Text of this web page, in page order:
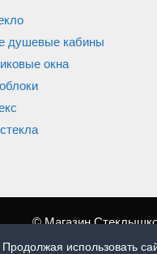
душевые кабины
окна
© Магазин
использовать